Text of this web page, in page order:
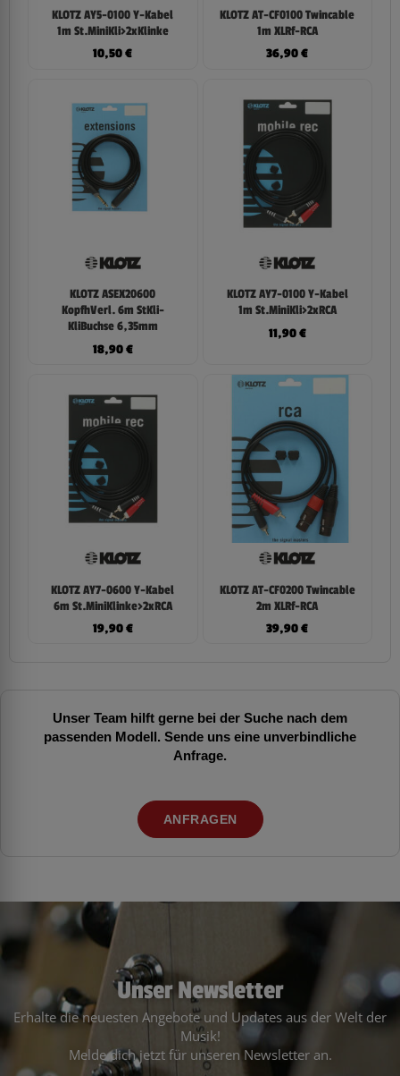
KLOTZ AY5-0100 Y-Kabel
1m St.MiniKli>2xKlinke
10,50€
KLOTZ AT-CF0100 Twincable
1m XLRf-RCA
36,90€
KLOTZ ASEX20600
KopfhVerl. 6m StKli-
KliBuchse 6,35mm
18,90€
KLOTZ AY7-0100 Y-Kabel
1m St.MiniKli>2xRCA
11,90€
KLOTZ AY7-0600 Y-Kabel
6m St.MiniKlinke>2xRCA
19,90€
KLOTZ AT-CF0200 Twincable
2m XLRf-RCA
39,90€
Unser Team hilft gerne bei der Suche nach dem
passenden Modell. Sende uns eine unverbindliche
Anfrage.
ANFRAGEN
Unser Newsletter
Erhalte die neuesten Angebote und Updates aus der Welt der
Musik!
Melde dich jetzt für unseren Newsletter an.